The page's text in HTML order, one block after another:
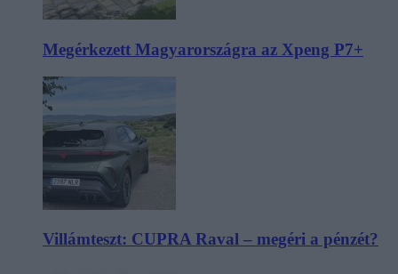
Megérkezett Magyarországra az Xpeng P7+
Villámteszt: CUPRA Raval – megéri a pénzét?